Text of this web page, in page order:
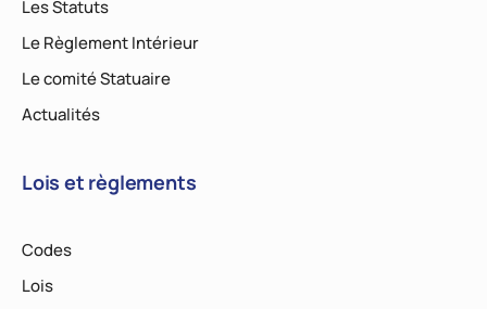
Les Statuts
Le Règlement Intérieur
Le comité Statuaire
Actualités
Lois et règlements
Codes
Lois